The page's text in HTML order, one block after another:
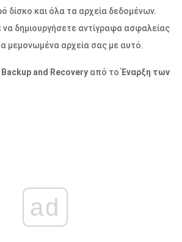
δίσκο και όλα τα αρχεία δεδομένων.
δημιουργήσετε αντίγραφα ασφαλείας
μεμονωμένα αρχεία σας με αυτό.
Backup and Recovery από τοΈναρξη των
ad